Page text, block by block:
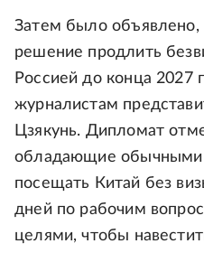
Затем было объявлено,
решение продлить
Россией до конца 2027
журналистам
Цзякунь. Дипломат
обладающие обычными
посещать Китай без
дней по рабочим
целями, чтобы